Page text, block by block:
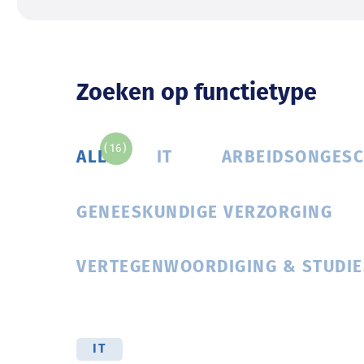
Zoeken op functietype
ALL
(16)
IT
GENEESKUNDIGE VERZORGING
VERTEGENWOORDIGING &
IT